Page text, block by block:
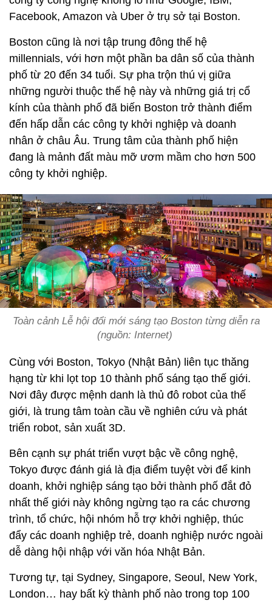
Facebook, Amazon và Uber ở trụ sở tại Boston.
Boston cũng là nơi tập trung đông thế hệ
millennials, với hơn một phần ba dân số của thành
phố từ 20 đến 34 tuổi. Sự pha trộn thú vị giữa
những người thuộc thế hệ này và những giá trị cổ
kính của thành phố đã biến Boston trở thành điểm
đến hấp dẫn các công ty khởi nghiệp và doanh
nhân ở châu Âu. Trung tâm của thành phố hiện
đang là mảnh đất màu mỡ ươm mầm cho hơn 500
công ty khởi nghiệp.
Toàn cảnh Lễ hội đổi mới sáng tạo Boston từng diễn ra
(nguồn: Internet)
Cùng với Boston, Tokyo (Nhật Bản) liên tục thăng
hạng từ khi lọt top 10 thành phố sáng tạo thế giới.
Nơi đây được mệnh danh là thủ đô robot của thế
giới, là trung tâm toàn cầu về nghiên cứu và phát
triển robot, sản xuất 3D.
Bên cạnh sự phát triển vượt bậc về công nghệ,
Tokyo được đánh giá là địa điểm tuyệt vời để kinh
doanh, khởi nghiệp sáng tạo bởi thành phố đắt đỏ
nhất thế giới này không ngừng tạo ra các chương
trình, tổ chức, hội nhóm hỗ trợ khởi nghiệp, thúc
đẩy các doanh nghiệp trẻ, doanh nghiệp nước ngoài
dễ dàng hội nhập với văn hóa Nhật Bản.
Tương tự, tại Sydney, Singapore, Seoul, New York,
London… hay bất kỳ thành phố nào trong top 100